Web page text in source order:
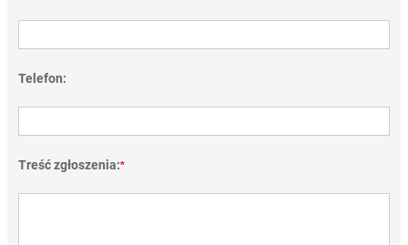
Telefon:
Treść zgłoszenia:*